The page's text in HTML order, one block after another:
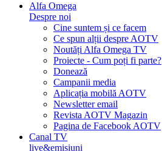
Alfa Omega
Despre noi
Cine suntem și ce facem
Ce spun alții despre AOTV
Noutăți Alfa Omega TV
Proiecte - Cum poți fi parte?
Donează
Campanii media
Aplicația mobilă AOTV
Newsletter email
Revista AOTV Magazin
Pagina de Facebook AOTV
Canal TV
live&emisiuni